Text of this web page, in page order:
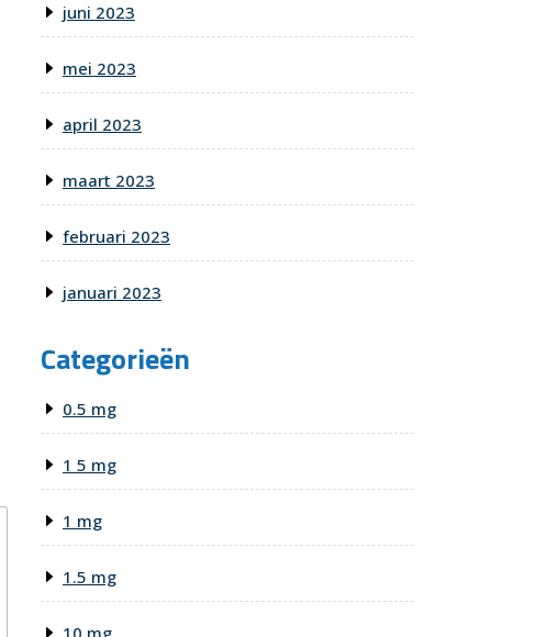
juni 2023
mei 2023
april 2023
maart 2023
februari 2023
januari 2023
Categorieën
0.5 mg
1 5 mg
1 mg
1.5 mg
10 mg